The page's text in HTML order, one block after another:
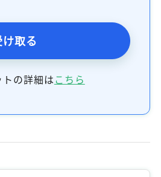
取る
の詳細はこちら
ログインが必要です